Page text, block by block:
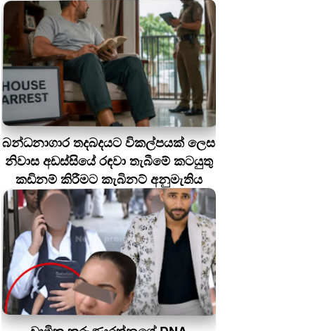
බන්ධනාගාර තදබදයට විකල්පයක් ලෙස
නිවාස අඩස්සියේ රඳවා තැබීමේ කටයුතු
කඩිනම් කිරීමට කැබිනට් අනුමැතිය